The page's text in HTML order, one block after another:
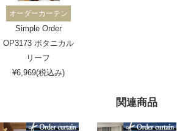
関連商品
オーダーカーテン
Simple Order
OP3173 ボタニカル
リーフ
¥6,969(税込み)